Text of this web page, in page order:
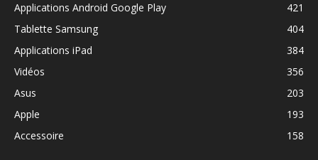
Applications Android Google Play
421
Tablette Samsung
404
Applications iPad
384
Vidéos
356
Asus
203
Apple
193
Accessoire
158